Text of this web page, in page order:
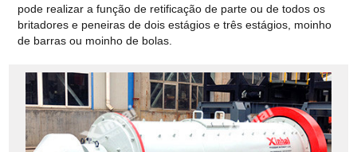
pode realizar a função de retificação de parte ou de todos os
britadores e peneiras de dois estágios e três estágios, moinho
de barras ou moinho de bolas.